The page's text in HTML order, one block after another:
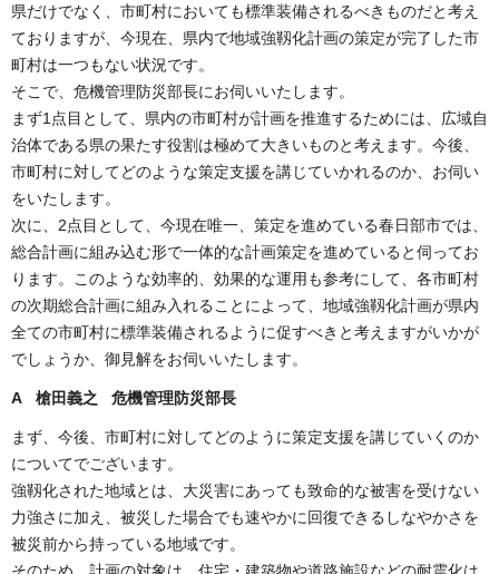
県だけでなく、市町村においても標準装備されるべきものだと考え
ておりますが、今現在、県内で地域強靱化計画の策定が完了した市
町村は一つもない状況です。
そこで、危機管理防災部長にお伺いいたします。
まず1点目として、県内の市町村が計画を推進するためには、広域自
治体である県の果たす役割は極めて大きいものと考えます。今後、
市町村に対してどのような策定支援を講じていかれるのか、お伺い
をいたします。
次に、2点目として、今現在唯一、策定を進めている春日部市では、
総合計画に組み込む形で一体的な計画策定を進めていると伺ってお
ります。このような効率的、効果的な運用も参考にして、各市町村
の次期総合計画に組み入れることによって、地域強靱化計画が県内
全ての市町村に標準装備されるように促すべきと考えますがいかが
でしょうか、御見解をお伺いいたします。
A 槍田義之 危機管理防災部長
まず、今後、市町村に対してどのように策定支援を講じていくのか
についてでございます。
強靱化された地域とは、大災害にあっても致命的な被害を受けない
力強さに加え、被災した場合でも速やかに回復できるしなやかさを
被災前から持っている地域です。